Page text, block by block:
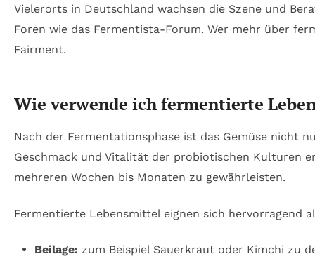
Vielerorts in Deutschland wachsen die Szene und
Foren wie das Fermentista-Forum. Wer mehr über
Fairment.
Wie verwende ich fermentierte
Nach der Fermentationsphase ist das Gemüse nicht
Geschmack und Vitalität der probiotischen Kulturen
mehreren Wochen bis Monaten zu gewährleisten.
Fermentierte Lebensmittel eignen sich hervorragend
Beilage: zum Beispiel Sauerkraut oder Kimchi zu